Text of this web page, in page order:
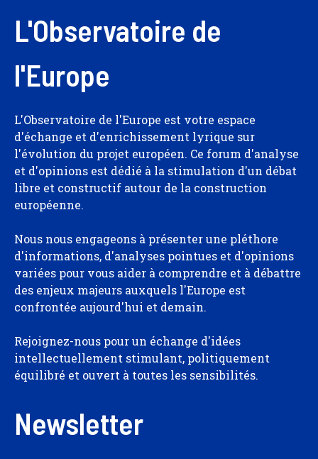
L'Observatoire de
l'Europe
L'Observatoire de l'Europe est votre espace
d'échange et d'enrichissement lyrique sur
l'évolution du projet européen. Ce forum d'analyse
et d'opinions est dédié à la stimulation d'un débat
libre et constructif autour de la construction
européenne.
Nous nous engageons à présenter une pléthore
d'informations, d'analyses pointues et d'opinions
variées pour vous aider à comprendre et à débattre
des enjeux majeurs auxquels l'Europe est
confrontée aujourd'hui et demain.
Rejoignez-nous pour un échange d'idées
intellectuellement stimulant, politiquement
équilibré et ouvert à toutes les sensibilités.
Newsletter